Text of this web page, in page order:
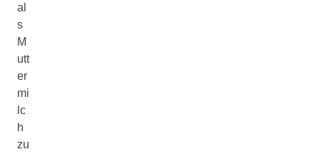
al
s
M
utt
er
mi
lc
h
zu